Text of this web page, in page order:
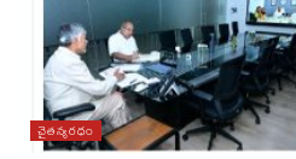
చైతన్యరధం